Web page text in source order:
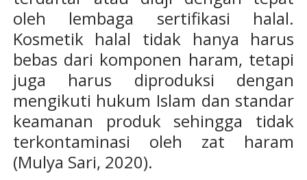
oleh lembaga sertifikasi halal.
Kosmetik halal tidak hanya harus
bebas dari komponen haram, tetapi
juga harus diproduksi dengan
mengikuti hukum Islam dan standar
keamanan produk sehingga tidak
terkontaminasi oleh zat haram
(Mulya Sari, 2020).